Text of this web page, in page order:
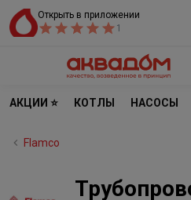
Открыть в приложении
1
АКЦИИ ⭐ КОТЛЫ НАСОСЫ
Flamco